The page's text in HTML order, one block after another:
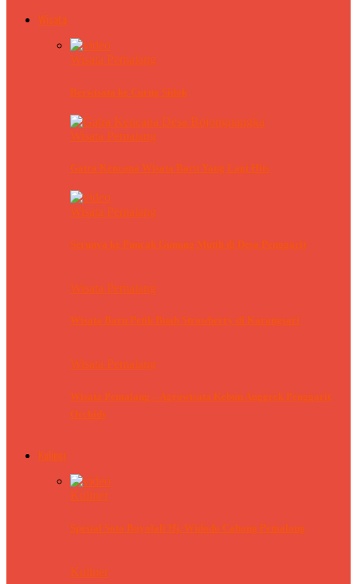
Wisata
Wisata Pemalang
Berwisata ke Curug Sidok
Wisata Pemalang
Gatra Kencana Wisata Baru Yang Lagi Hits
Wisata Pemalang
Serunya ke Puncak Gunung Mutih di Desa Penggarit
Wisata Pemalang
Wisata Baru Petik Buah Strawberry di Karangsari
Wisata Pemalang
Wisata Pemalang – Agrowisata Kebun Anggrek Penggarit
Orchids
Kuliner
Kuliner
Spesial Soto Boyolali Hj. Widodo Cabang Pemalang
Kuliner